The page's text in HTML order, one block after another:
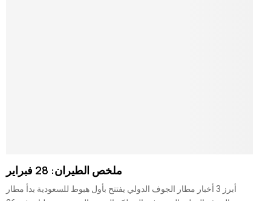
ملخص الطيران: 28 فبراير
أبرز 3 أخبار مطار الجوف الدولي يفتتح بأول هبوط للسعودية بدأ مطار